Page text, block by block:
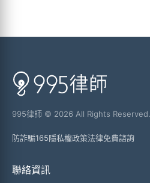
995律師 © 2026 All Rights Reserved.
防詐騙165隱私權政策法律免費諮詢
聯絡資訊